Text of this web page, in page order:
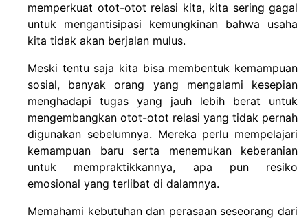
memperkuat otot-otot relasi kita, kita sering gagal
untuk mengantisipasi kemungkinan bahwa usaha
kita tidak akan berjalan mulus.
Meski tentu saja kita bisa membentuk kemampuan
sosial, banyak orang yang mengalami kesepian
menghadapi tugas yang jauh lebih berat untuk
mengembangkan otot-otot relasi yang tidak pernah
digunakan sebelumnya. Mereka perlu mempelajari
kemampuan baru serta menemukan keberanian
untuk mempraktikkannya, apa pun resiko
emosional yang terlibat di dalamnya.
Memahami kebutuhan dan perasaan seseorang dari